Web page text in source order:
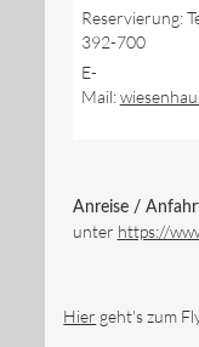
Reservierung:
392-700
E-
Mail:
Anreise /
unter https://
Hier geht's zum